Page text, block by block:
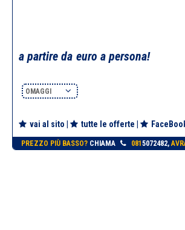
a partire da euro a persona!
OMAGGI
vai al sito tutte le offerte
PREZZO PIÙ BASSO?CHIAMA 081 5072482,